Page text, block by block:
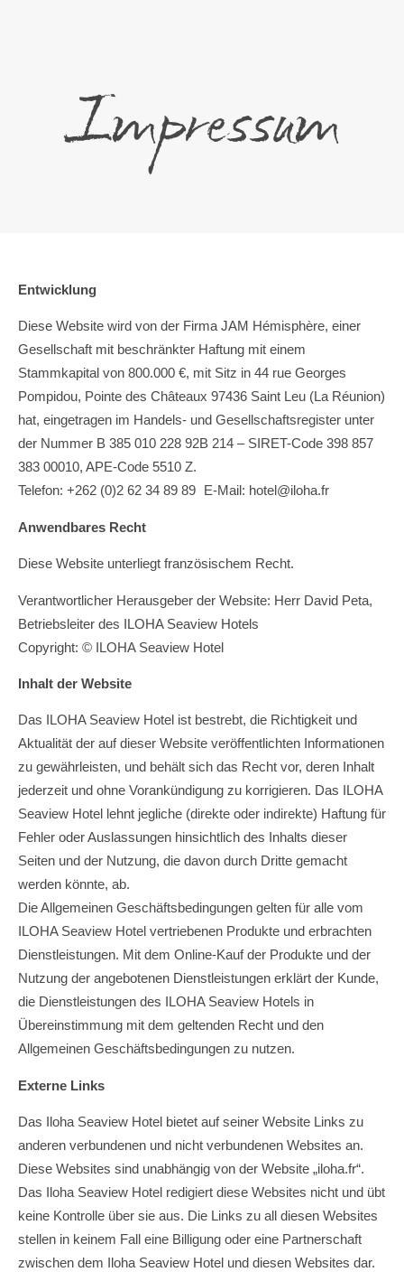
Impressum
Entwicklung
Diese Website wird von der Firma JAM Hémisphère, einer
Gesellschaft mit beschränkter Haftung mit einem
Stammkapital von 800.000 €, mit Sitz in 44 rue Georges
Pompidou, Pointe des Châteaux 97436 Saint Leu (La Réunion)
hat, eingetragen im Handels- und Gesellschaftsregister unter
der Nummer B 385 010 228 92B 214 – SIRET-Code 398 857
383 00010, APE-Code 5510 Z.
Telefon: +262 (0)2 62 34 89 89 E-Mail: hotel@iloha.fr
Anwendbares Recht
Diese Website unterliegt französischem Recht.
Verantwortlicher Herausgeber der Website: Herr David Peta,
Betriebsleiter des ILOHA Seaview Hotels
Copyright: © ILOHA Seaview Hotel
Inhalt der Website
Das ILOHA Seaview Hotel ist bestrebt, die Richtigkeit und
Aktualität der auf dieser Website veröffentlichten Informationen
zu gewährleisten, und behält sich das Recht vor, deren Inhalt
jederzeit und ohne Vorankündigung zu korrigieren. Das ILOHA
Seaview Hotel lehnt jegliche (direkte oder indirekte) Haftung für
Fehler oder Auslassungen hinsichtlich des Inhalts dieser
Seiten und der Nutzung, die davon durch Dritte gemacht
werden könnte, ab.
Die Allgemeinen Geschäftsbedingungen gelten für alle vom
ILOHA Seaview Hotel vertriebenen Produkte und erbrachten
Dienstleistungen. Mit dem Online-Kauf der Produkte und der
Nutzung der angebotenen Dienstleistungen erklärt der Kunde,
die Dienstleistungen des ILOHA Seaview Hotels in
Übereinstimmung mit dem geltenden Recht und den
Allgemeinen Geschäftsbedingungen zu nutzen.
Externe Links
Das Iloha Seaview Hotel bietet auf seiner Website Links zu
anderen verbundenen und nicht verbundenen Websites an.
Diese Websites sind unabhängig von der Website „iloha.fr“.
Das Iloha Seaview Hotel redigiert diese Websites nicht und übt
keine Kontrolle über sie aus. Die Links zu all diesen Websites
stellen in keinem Fall eine Billigung oder eine Partnerschaft
zwischen dem Iloha Seaview Hotel und diesen Websites dar.